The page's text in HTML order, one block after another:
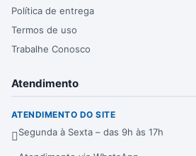
Política de entrega
Termos de uso
Trabalhe Conosco
Atendimento
ATENDIMENTO DO SITE
Segunda à Sexta – das 9h às 17h